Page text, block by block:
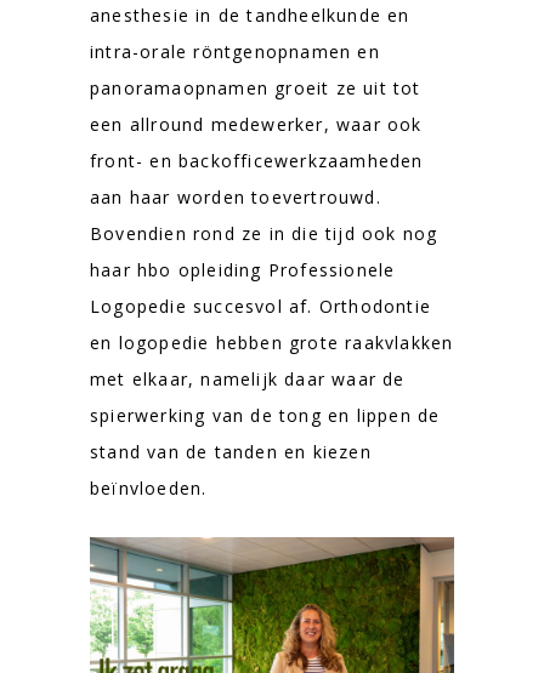
anesthesie in de tandheelkunde en
intra-orale röntgenopnamen en
panoramaopnamen groeit ze uit tot
een allround medewerker, waar ook
front- en backofficewerkzaamheden
aan haar worden toevertrouwd.
Bovendien rond ze in die tijd ook nog
haar hbo opleiding Professionele
Logopedie succesvol af. Orthodontie
en logopedie hebben grote raakvlakken
met elkaar, namelijk daar waar de
spierwerking van de tong en lippen de
stand van de tanden en kiezen
beïnvloeden.